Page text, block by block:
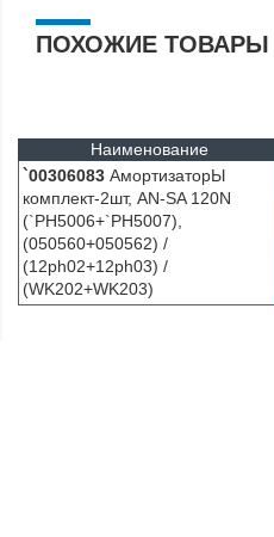
ПОХОЖИЕ ТОВАРЫ
Наименование
`00306083 АмортизаторЫ
комплект-2шт, AN-SA 120N
(`PH5006+`PH5007),
(050560+050562) /
(12ph02+12ph03) /
(WK202+WK203)